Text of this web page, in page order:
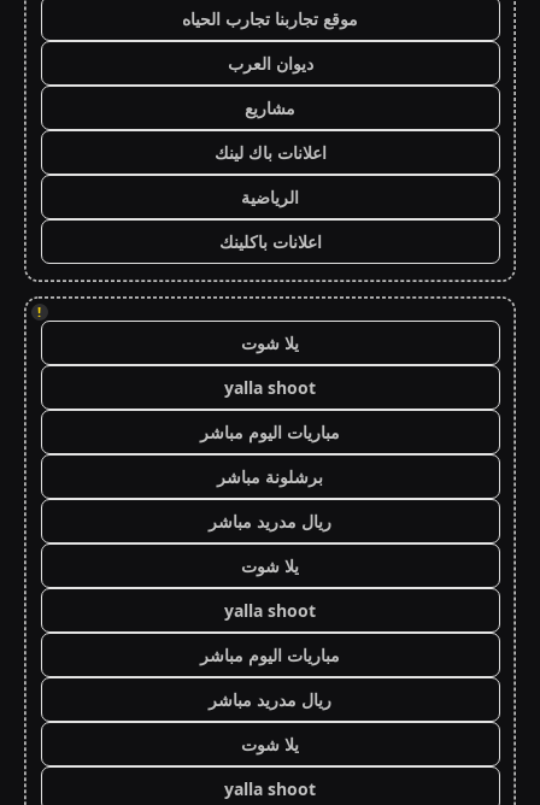
موقع تجاربنا تجارب الحياه
ديوان العرب
مشاريع
اعلانات باك لينك
الرياضية
اعلانات باكلينك
!
يلا شوت
yalla shoot
مباريات اليوم مباشر
برشلونة مباشر
ريال مدريد مباشر
يلا شوت
yalla shoot
مباريات اليوم مباشر
ريال مدريد مباشر
يلا شوت
yalla shoot